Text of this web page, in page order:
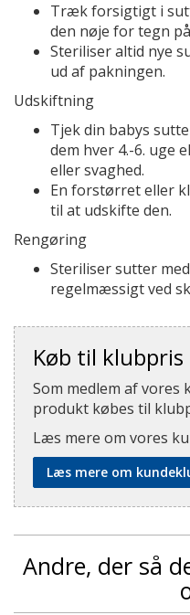
Træk forsigtigt i
den nøje for tegn
Steriliser altid nye
ud af pakningen.
Udskiftning
Tjek din babys
dem hver 4.-6. uge
eller svaghed.
En forstørret eller
til at udskifte den.
Rengøring
Steriliser sutter
regelmæssigt ved
Køb til klubpris
Som medlem af vores
produkt købes til
Læs mere om vores
Læs mere om
Andre, der så